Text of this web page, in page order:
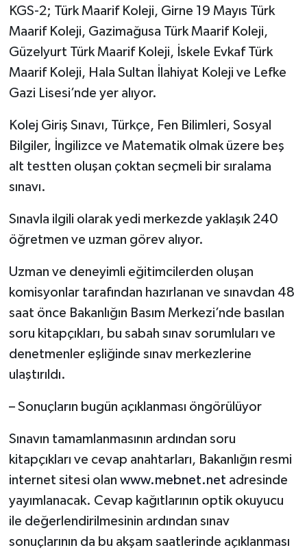
KGS-2; Türk Maarif Koleji, Girne 19 Mayıs Türk
Maarif Koleji, Gazimağusa Türk Maarif Koleji,
Güzelyurt Türk Maarif Koleji, İskele Evkaf Türk
Maarif Koleji, Hala Sultan İlahiyat Koleji ve Lefke
Gazi Lisesi’nde yer alıyor.
Kolej Giriş Sınavı, Türkçe, Fen Bilimleri, Sosyal
Bilgiler, İngilizce ve Matematik olmak üzere beş
alt testten oluşan çoktan seçmeli bir sıralama
sınavı.
Sınavla ilgili olarak yedi merkezde yaklaşık 240
öğretmen ve uzman görev alıyor.
Uzman ve deneyimli eğitimcilerden oluşan
komisyonlar tarafından hazırlanan ve sınavdan 48
saat önce Bakanlığın Basım Merkezi’nde basılan
soru kitapçıkları, bu sabah sınav sorumluları ve
denetmenler eşliğinde sınav merkezlerine
ulaştırıldı.
– Sonuçların bugün açıklanması öngörülüyor
Sınavın tamamlanmasının ardından soru
kitapçıkları ve cevap anahtarları, Bakanlığın resmi
internet sitesi olan www.mebnet.net adresinde
yayımlanacak. Cevap kağıtlarının optik okuyucu
ile değerlendirilmesinin ardından sınav
sonuçlarının da bu akşam saatlerinde açıklanması